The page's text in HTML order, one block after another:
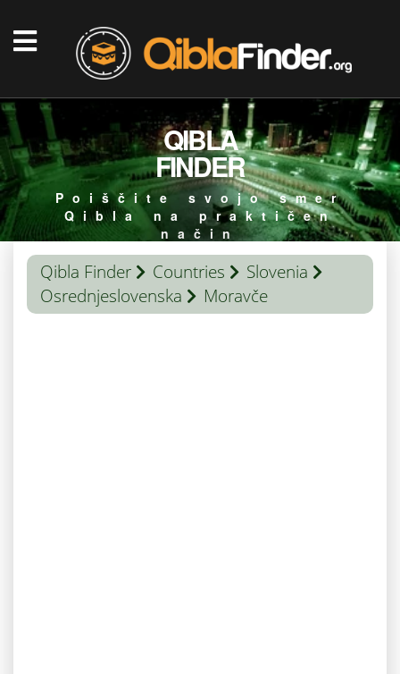
QIBLA
FINDER
Poiščite svojo smer
Qibla na praktičen
način
Qibla Finder Countries
Slovenia
Osrednjeslovenska
Moravče